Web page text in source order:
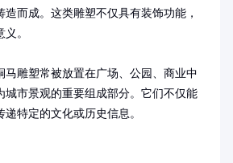
而成。这类雕塑不仅具有装饰功能，
。
马雕塑常被放置在广场、公园、商业中
城市景观的重要组成部分。它们不仅能
特定的文化或历史信息。